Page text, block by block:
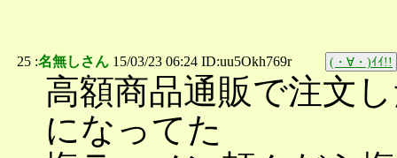
25 :名無しさん 15/03/23 06:24 ID:uu5Okh769r (・∀・)ｲｲ!!
高額商品通販で注文
になってた